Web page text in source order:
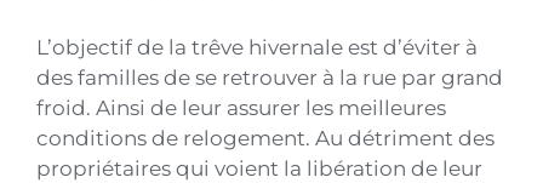
L’objectif de la trêve hivernale est d’éviter à
des familles de se retrouver à la rue par grand
froid. Ainsi de leur assurer les meilleures
conditions de relogement. Au détriment des
propriétaires qui voient la libération de leur